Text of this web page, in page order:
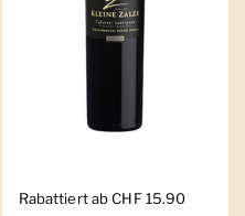
Regulärer Preis
Rabattiert ab CHF 15.90